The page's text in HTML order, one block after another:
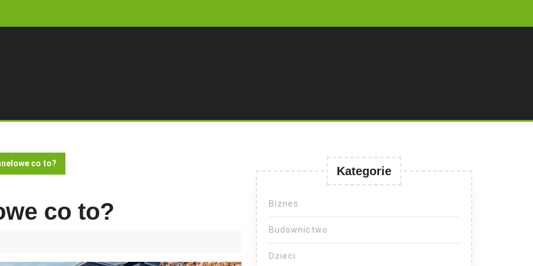
co to?
co to?
Kategorie
Biznes
Budownictwo
Dzieci